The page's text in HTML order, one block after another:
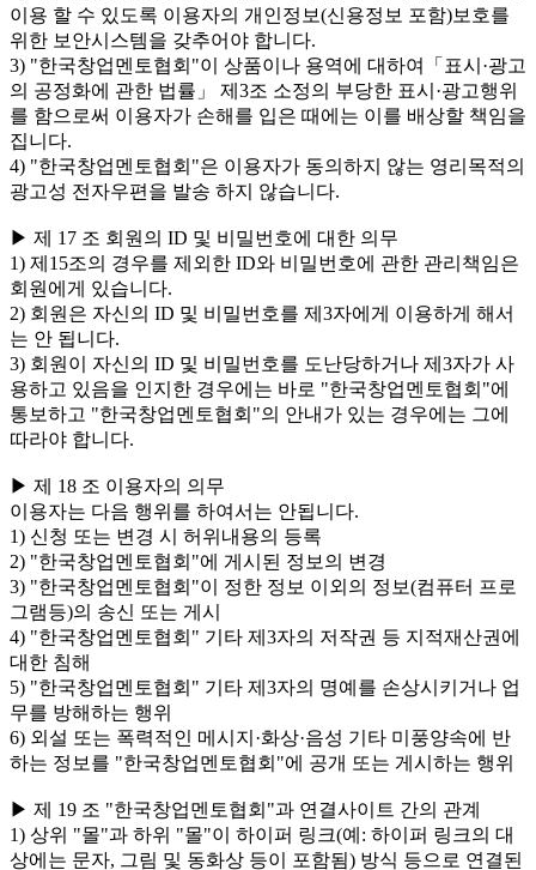
이용 할 수 있도록 이용자의 개인정보(신용정보 포함)보호를
위한 보안시스템을 갖추어야 합니다.
3) "한국창업멘토협회"이 상품이나 용역에 대하여「표시·광고
의 공정화에 관한 법률」 제3조 소정의 부당한 표시·광고행위
를 함으로써 이용자가 손해를 입은 때에는 이를 배상할 책임을
집니다.
4) "한국창업멘토협회"은 이용자가 동의하지 않는 영리목적의
광고성 전자우편을 발송 하지 않습니다.
▶ 제 17 조 회원의 ID 및 비밀번호에 대한 의무
1) 제15조의 경우를 제외한 ID와 비밀번호에 관한 관리책임은
회원에게 있습니다.
2) 회원은 자신의 ID 및 비밀번호를 제3자에게 이용하게 해서
는 안 됩니다.
3) 회원이 자신의 ID 및 비밀번호를 도난당하거나 제3자가 사
용하고 있음을 인지한 경우에는 바로 "한국창업멘토협회"에
통보하고 "한국창업멘토협회"의 안내가 있는 경우에는 그에
따라야 합니다.
▶ 제 18 조 이용자의 의무
이용자는 다음 행위를 하여서는 안됩니다.
1) 신청 또는 변경 시 허위내용의 등록
2) "한국창업멘토협회"에 게시된 정보의 변경
3) "한국창업멘토협회"이 정한 정보 이외의 정보(컴퓨터 프로
그램등)의 송신 또는 게시
4) "한국창업멘토협회" 기타 제3자의 저작권 등 지적재산권에
대한 침해
5) "한국창업멘토협회" 기타 제3자의 명예를 손상시키거나 업
무를 방해하는 행위
6) 외설 또는 폭력적인 메시지·화상·음성 기타 미풍양속에 반
하는 정보를 "한국창업멘토협회"에 공개 또는 게시하는 행위
▶ 제 19 조 "한국창업멘토협회"과 연결사이트 간의 관계
1) 상위 "몰"과 하위 "몰"이 하이퍼 링크(예: 하이퍼 링크의 대
상에는 문자, 그림 및 동화상 등이 포함됨) 방식 등으로 연결된